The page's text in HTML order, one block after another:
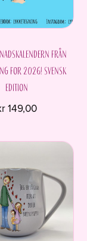
på
produktsiden
från
for 2026! Svensk
edition
149,00